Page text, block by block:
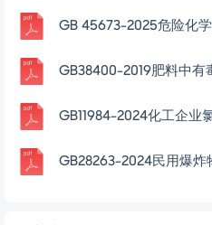
GB38400-2019肥料中有
GB11984-2024化工企业